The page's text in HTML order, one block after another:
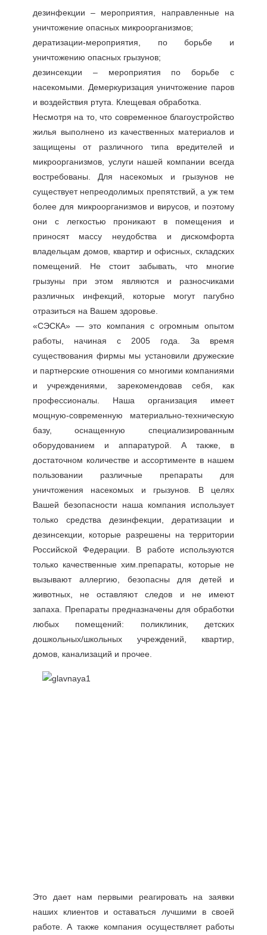
дезинфекции – мероприятия, направленные на
уничтожение опасных микроорганизмов;
дератизации-мероприятия, по борьбе и
уничтожению опасных грызунов;
дезинсекции – мероприятия по борьбе с
насекомыми. Демеркуризация уничтожение паров
и воздействия ртута. Клещевая обработка.
Несмотря на то, что современное благоустройство
жилья выполнено из качественных материалов и
защищены от различного типа вредителей и
микроорганизмов, услуги нашей компании всегда
востребованы. Для насекомых и грызунов не
существует непреодолимых препятствий, а уж тем
более для микроорганизмов и вирусов, и поэтому
они с легкостью проникают в помещения и
приносят массу неудобства и дискомфорта
владельцам домов, квартир и офисных, складских
помещений. Не стоит забывать, что многие
грызуны при этом являются и разносчиками
различных инфекций, которые могут пагубно
отразиться на Вашем здоровье.
«СЭСКА» — это компания с огромным опытом
работы, начиная с 2005 года. За время
существования фирмы мы установили дружеские
и партнерские отношения со многими компаниями
и учреждениями, зарекомендовав себя, как
профессионалы. Наша организация имеет
мощную-современную материально-техническую
базу, оснащенную специализированным
оборудованием и аппаратурой. А также, в
достаточном количестве и ассортименте в нашем
пользовании различные препараты для
уничтожения насекомых и грызунов. В целях
Вашей безопасности наша компания использует
только средства дезинфекции, дератизации и
дезинсекции, которые разрешены на территории
Российской Федерации. В работе используются
только качественные хим.препараты, которые не
вызывают аллергию, безопасны для детей и
животных, не оставляют следов и не имеют
запаха. Препараты предназначены для обработки
любых помещений: поликлиник, детских
дошкольных/школьных учреждений, квартир,
домов, канализаций и прочее.
Это дает нам первыми реагировать на заявки
наших клиентов и оставаться лучшими в своей
работе. А также компания осуществляет работы